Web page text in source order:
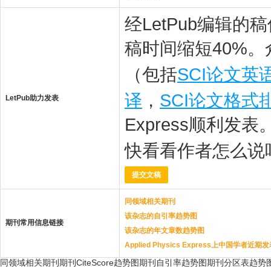
LetPub助力发表
经LetPub编辑的
稿时间缩短40%
（包括SCI论文英
译 ， SCI论文格式
Express顺利发表
快看看作者怎么说
提交文稿
期刊常用信息链接
同领域相关期刊
该杂志的自引率趋势图
该杂志的年文章数趋势图
Applied Physics Express上中国学者近期发
同领域相关期刊 期刊CiteScore趋势图期刊自引率趋势图期刊分区表趋势